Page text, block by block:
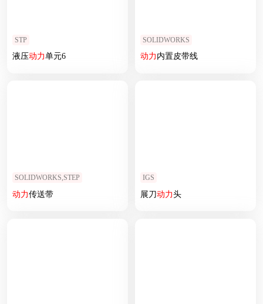
STP
液压动力单元6
SOLIDWORKS
动力内置皮带线
SOLIDWORKS,STEP
动力传送带
IGS
展刀动力头